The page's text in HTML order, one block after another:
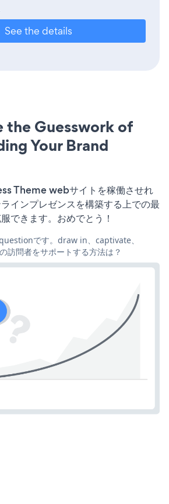
See the details
the Guesswork of
Your Brand
Theme webサイトを稼働させれ
インプレゼンスを構築する上での最
できます。おめでとう！
です。draw in、captivate、
訪問者をサポートする方法は？